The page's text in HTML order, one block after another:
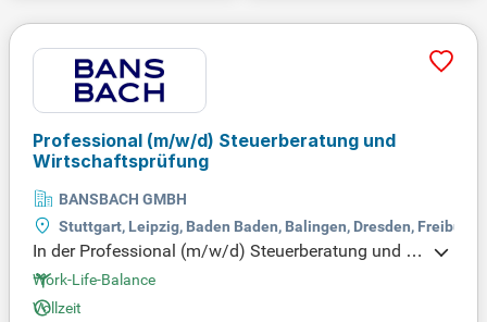
Professional (m/w/d) Steuerberatung und
Wirtschaftsprüfung
BANSBACH GMBH
Stuttgart, Leipzig, Baden Baden, Balingen, Dresden, Freiburg
In der Professional (m/w/d) Steuerberatung und W
irtschaftsprüfung übernimmst du die Bearbeitung
von betrieblichen Steuererklärungen und erstellst J
Work-Life-Balance
Vollzeit